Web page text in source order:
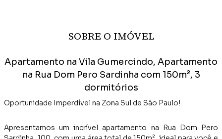
SOBRE O IMÓVEL
Apartamento na Vila Gumercindo, Apartamento
na Rua Dom Pero Sardinha com 150m², 3
dormitórios
Oportunidade Imperdível na Zona Sul de São Paulo!
Apresentamos um incrível apartamento na Rua Dom Pero